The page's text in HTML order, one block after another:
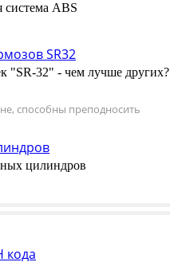
система ABS
"SR-32" - чем лучше других?
способны преподносить
цилиндров